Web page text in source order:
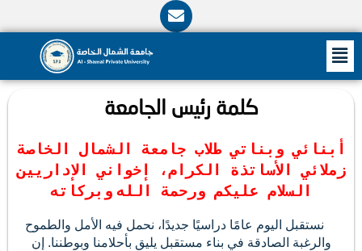
o
p
e
كلمة رئيس الجامعة
وبناتي طلاب جامعة الشمال الخاصة
الأساتذة الكرام، إخواني الإداريين
السلام عليكم ورحمة الله
وبركاته
اليوم عامًا دراسيًا جديدًا، نحمل فيه الأمل والطموح
الصادقة في بناء مستقبل يليق بأحلامنا وبوطننا. إن